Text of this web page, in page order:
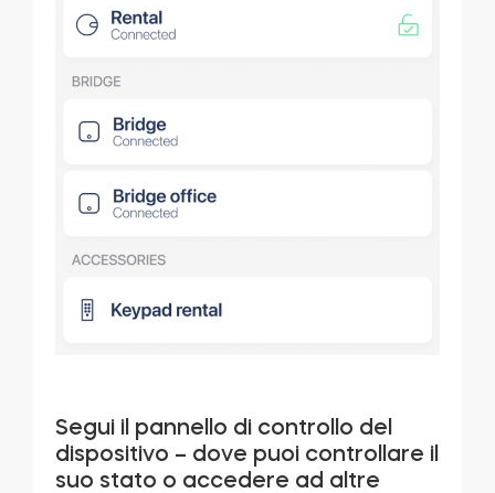
Segui il pannello di controllo del
dispositivo – dove puoi controllare il
suo stato o accedere ad altre